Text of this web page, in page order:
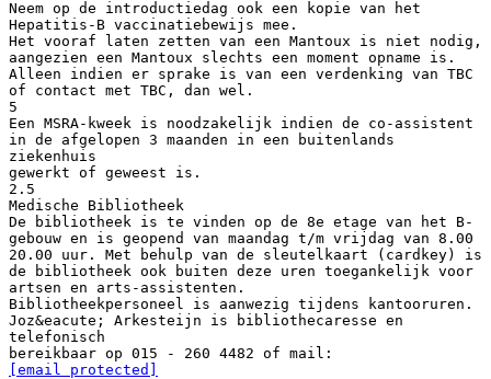
Neem op de introductiedag ook een kopie van het
Hepatitis-B vaccinatiebewijs mee.
Het vooraf laten zetten van een Mantoux is niet nodig,
aangezien een Mantoux slechts een moment opname is.
Alleen indien er sprake is van een verdenking van TBC
of contact met TBC, dan wel.
5
Een MSRA-kweek is noodzakelijk indien de co-assistent
in de afgelopen 3 maanden in een buitenlands
ziekenhuis
gewerkt of geweest is.
2.5
Medische Bibliotheek
De bibliotheek is te vinden op de 8e etage van het B-
gebouw en is geopend van maandag t/m vrijdag van 8.00
20.00 uur. Met behulp van de sleutelkaart (cardkey) is
de bibliotheek ook buiten deze uren toegankelijk voor
artsen en arts-assistenten.
Bibliotheekpersoneel is aanwezig tijdens kantooruren.
Joz&eacute; Arkesteijn is bibliothecaresse en
telefonisch
bereikbaar op 015 - 260 4482 of mail:
[email protected]